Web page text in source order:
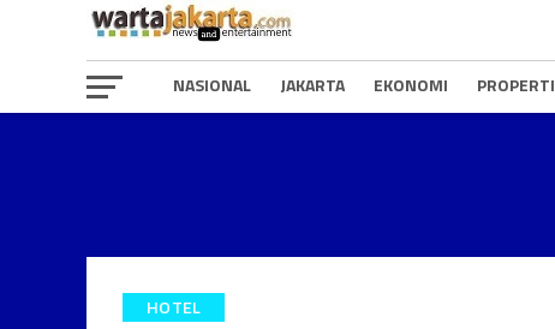
NASIONAL JAKARTA EKONOMI PROPERTI
HOTEL